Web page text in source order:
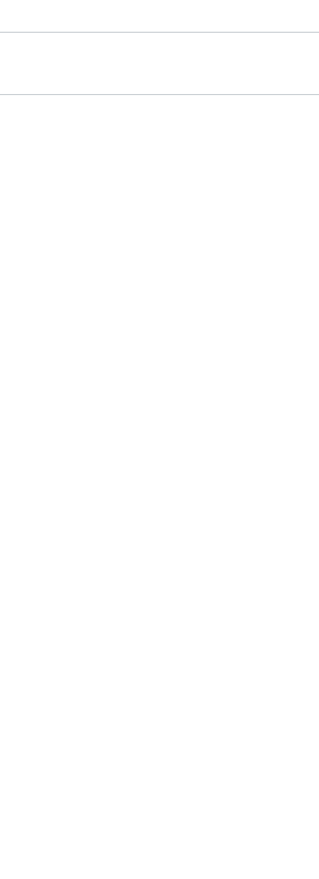
zum um 17. Mal fand am 7. September